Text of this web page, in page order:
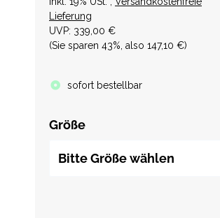
Lieferung
UVP: 339,00 €
(Sie sparen 43%, also 147,10 €)
sofort bestellbar
Größe
Bitte Größe wählen